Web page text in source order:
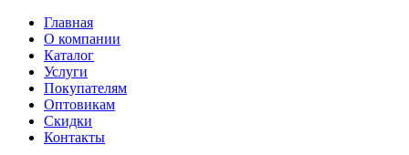
Главная
О компании
Каталог
Услуги
Покупателям
Оптовикам
Скидки
Контакты